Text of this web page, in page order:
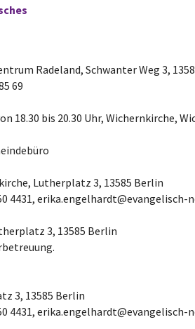
Radeland, Schwanter Weg 3,
69
18.30 bis 20.30 Uhr, Wichernkirche,
Lutherplatz 3, 13585 Berlin
4431, erika.engelhardt@evangelisch-
3, 13585 Berlin
3, 13585 Berlin
4431, erika.engelhardt@evangelisch-